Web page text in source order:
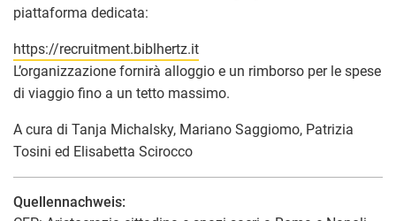
piattaforma dedicata:
https://recruitment.biblhertz.it
L’organizzazione fornirà alloggio e un rimborso per le spese
di viaggio fino a un tetto massimo.
A cura di Tanja Michalsky, Mariano Saggiomo, Patrizia
Tosini ed Elisabetta Scirocco
Quellennachweis: